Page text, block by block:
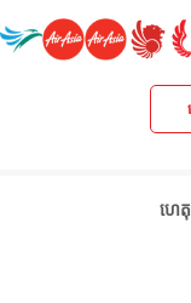
ហេតុ